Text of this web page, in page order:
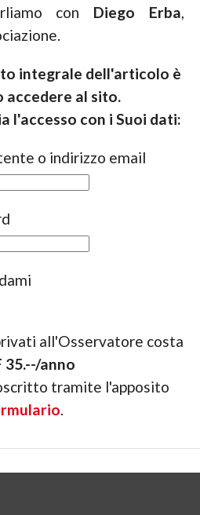
con Diego Erba,
integrale dell'articolo è
accedere al sito.
l'accesso con i Suoi dati:
o indirizzo email
all'Osservatore costa
35.--/anno
tramite l'apposito
.